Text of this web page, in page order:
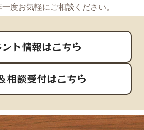
度お気軽にご相談ください。
ト情報はこちら
相談受付はこちら